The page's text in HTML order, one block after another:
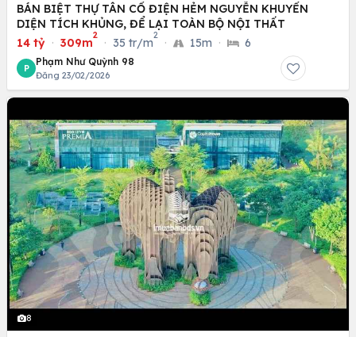
BÁN BIỆT THỰ TÂN CỔ ĐIỆN HẺM NGUYỄN KHUYẾN
DIỆN TÍCH KHỦNG, ĐỂ LẠI TOÀN BỘ NỘI THẤT
14 tỷ · 309m
2
· 35 tr/m
2
· 15m · 6
P
Phạm Như Quỳnh 98
Đăng 23/02/2026
8